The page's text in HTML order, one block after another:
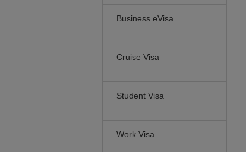
Business eVisa
Cruise Visa
Student Visa
Work Visa